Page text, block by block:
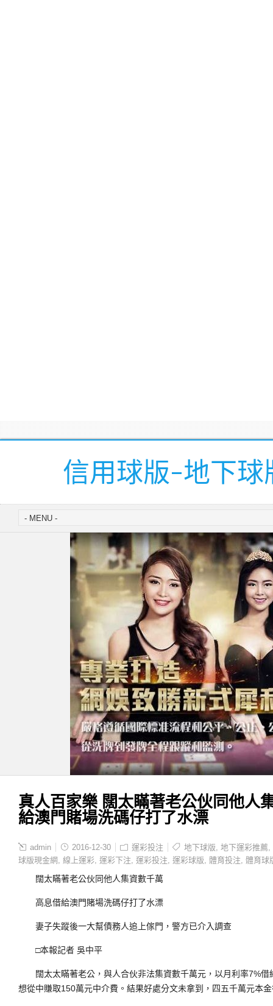
信用球版-地下
真人百家樂 闊太瞞著老公伙同他人
給澳門賭場洗碼仔打了水漂
admin 2016-12-30 運彩投注 地下球版, 地下運彩推薦,
球版現金網, 線上運彩, 運彩下注, 運彩投注, 運彩球版, 體育投注, 體育球
闊太瞞著老公伙同他人集資數千萬
高息借給澳門賭場洗碼仔打了水漂
妻子失蹤後一大幫債務人追上傢門，警方已介入調查
□本報記者 吳中平
闊太太瞞著老公，與人合伙非法集資數千萬元，以月利率7%借
想從中賺取150萬元中介費。結果好處分文未拿到，四五千萬元本